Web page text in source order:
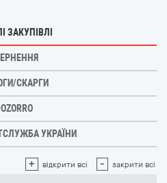
ЗАКУПІВЛІ
СКАРГИ
УКРАЇНИ
+ відкрити всі - закрити всі